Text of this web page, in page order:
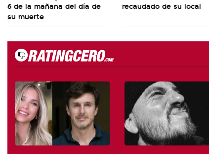
6 de la mañana del día de
su muerte
recaudado de su local